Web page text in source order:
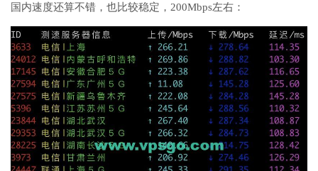
国内速度还算不错，也比较稳定，200Mbps左右：